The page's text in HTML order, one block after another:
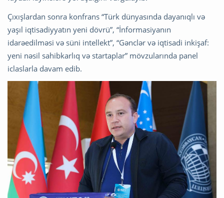
Çıxışlardan sonra konfrans “Türk dünyasında dayanıqlı və
yaşıl iqtisadiyyatın yeni dövrü”, “İnformasiyanın
idarəedilməsi və süni intellekt”, “Gənclər və iqtisadi inkişaf:
yeni nəsil sahibkarlıq və startaplar” mövzularında panel
iclaslarla davam edib.